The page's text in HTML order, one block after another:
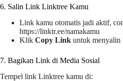
6. Salin Link Linktree Kamu
Link kamu otomatis jadi aktif,
https://linktr.ee/namakamu
Klik Copy Link untuk menyalin
7. Bagikan Link di Media Sosial
Tempel link Linktree kamu di: